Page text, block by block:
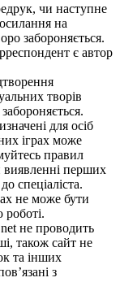
чи наступне
на
забороняється.
є автор
творів
для осіб
іграх може
правил
виявленні перших
спеціаліста.
не може бути
роботі.
не проводить
також сайт не
та інших
з